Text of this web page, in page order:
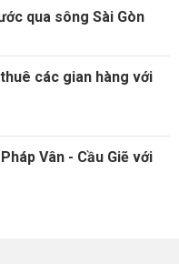
qua sông Sài Gòn
các gian hàng với
Vân - Cầu Giẽ với